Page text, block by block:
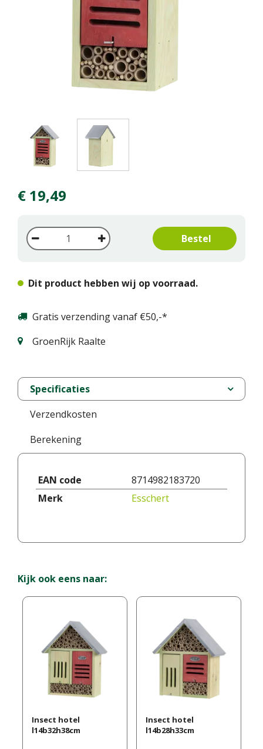
€ 19,49
Dit product hebben wij op voorraad.
Gratis verzending vanaf €50,-*
GroenRijk Raalte
Specificaties
Verzendkosten
Berekening
EAN code
8714982183720
Merk
Esschert
Kijk ook eens naar:
Insect hotel
l14b32h38cm
Insect hotel
l14b28h33cm